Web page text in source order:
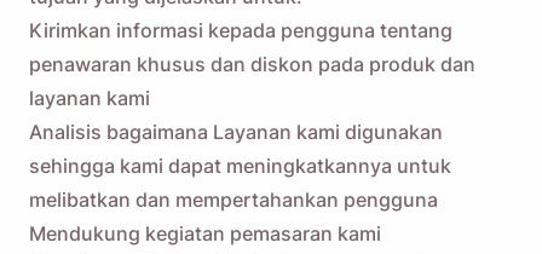
Kirimkan informasi kepada pengguna tentang
penawaran khusus dan diskon pada produk dan
layanan kami
Analisis bagaimana Layanan kami digunakan
sehingga kami dapat meningkatkannya untuk
melibatkan dan mempertahankan pengguna
Mendukung kegiatan pemasaran kami